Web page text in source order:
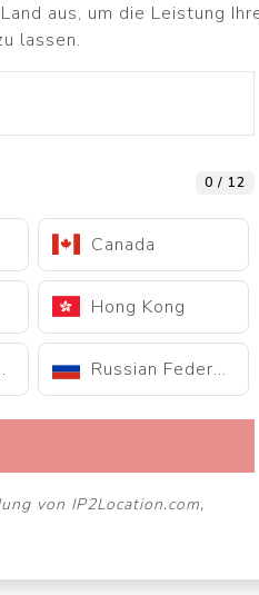
aus, um die Leistung
lassen.
0 / 12
Canada
Hong Kong
Russian Federation
von IP2Location.com,